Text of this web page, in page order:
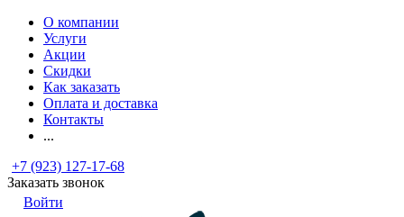
О компании
Услуги
Акции
Скидки
Как заказать
Оплата и доставка
Контакты
...
+7 (923) 127-17-68
Заказать звонок
Войти